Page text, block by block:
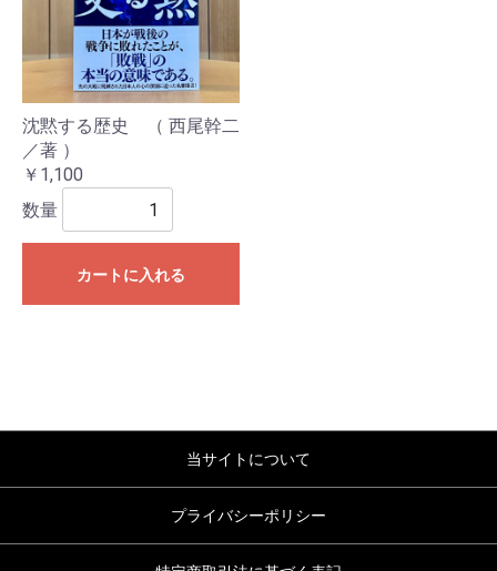
沈黙する歴史 （ 西尾幹二
／著 ）
￥1,100
数量
カートに入れる
当サイトについて
プライバシーポリシー